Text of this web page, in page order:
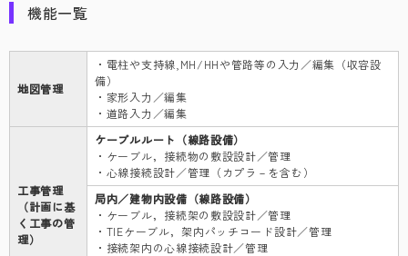
機能一覧
地図管理
・電柱や支持線,MH/HHや管路等の入力／編集（収容設
備）
・家形入力／編集
・道路入力／編集
工事管理
（計画に基
く工事の管
理）
ケーブルルート（線路設備）
・ケーブル，接続物の敷設設計／管理
・心線接続設計／管理（カプラ－を含む）
局内／建物内設備（線路設備）
・ケーブル，接続架の敷設設計／管理
・TIEケーブル，架内パッチコード設計／管理
・接続架内の心線接続設計／管理